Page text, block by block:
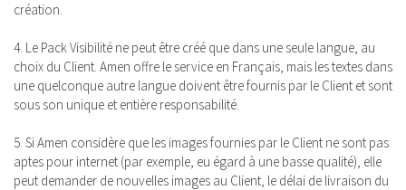
création.
4. Le Pack Visibilité ne peut être créé que dans une seule langue, au
choix du Client. Amen offre le service en Français, mais les textes dans
une quelconque autre langue doivent être fournis par le Client et sont
sous son unique et entière responsabilité.
5. Si Amen considère que les images fournies par le Client ne sont pas
aptes pour internet (par exemple, eu égard à une basse qualité), elle
peut demander de nouvelles images au Client, le délai de livraison du